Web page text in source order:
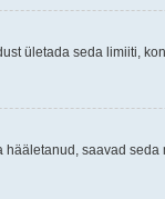
ületada seda limiiti,
saavad